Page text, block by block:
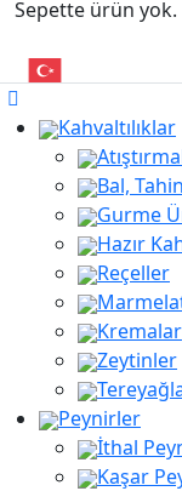
Sepette ürün yok.
Kahvaltılıklar
Bal,
Gurme
Hazır
Reçeller
Kremalar
Zeytinler
Peynirler
İthal
Kaşar